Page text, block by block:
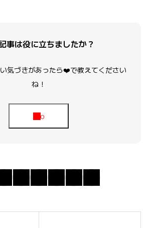
事は役に立ちましたか？
気づきがあったら❤️で教えてください
ね！